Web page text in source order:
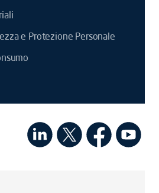
e Protezione Personale